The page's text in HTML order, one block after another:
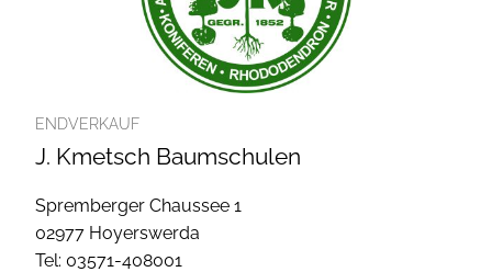
ENDVERKAUF
J. Kmetsch Baumschulen
Spremberger Chaussee 1
02977 Hoyerswerda
Tel: 03571-408001